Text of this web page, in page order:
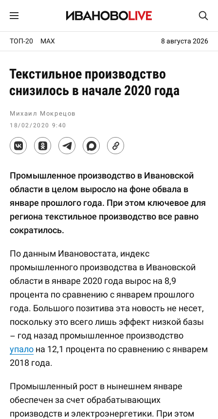
ТОП-20 MAX 8 августа 2026
Текстильное производство
снизилось в начале 2020 года
Михаил Мокрецов
18/02/2020 9:40
Промышленное производство в Ивановской
области в целом выросло на фоне обвала в
январе прошлого года. При этом ключевое для
региона текстильное производство все равно
сократилось.
По данным Ивановостата, индекс
промышленного производства в Ивановской
области в январе 2020 года вырос на 8,9
процента по сравнению с январем прошлого
года. Большого позитива эта новость не несет,
поскольку это всего лишь эффект низкой базы
– год назад промышленное производство
упало на 12,1 процента по сравнению с январем
2018 года.
Промышленный рост в нынешнем январе
обеспечен за счет обрабатывающих
производств и электроэнергетики. При этом